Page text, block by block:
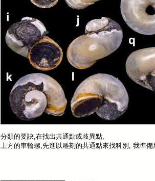
分類的要訣,在找出共通點或歧異點,
上方的車輪螺,先進以雕刻的共通點來找科別, 我準